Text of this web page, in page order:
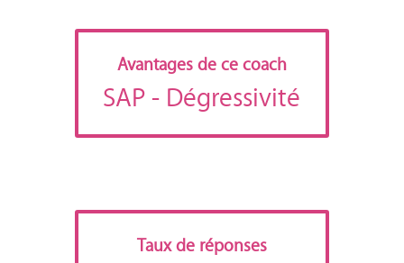
Avantages de ce coach
SAP- Dégressivité
Taux de réponses